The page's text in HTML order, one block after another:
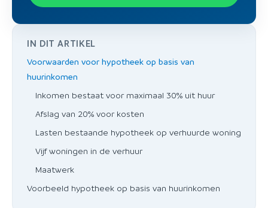
IN DIT ARTIKEL
Voorwaarden voor hypotheek op basis van
huurinkomen
Inkomen bestaat voor maximaal 30% uit huur
Afslag van 20% voor kosten
Lasten bestaande hypotheek op verhuurde woning
Vijf woningen in de verhuur
Maatwerk
Voorbeeld hypotheek op basis van huurinkomen